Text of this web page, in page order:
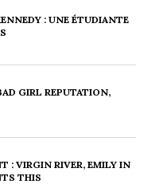
: UNE ÉTUDIANTE
GIRL REPUTATION,
: VIRGIN RIVER, EMILY IN
THIS